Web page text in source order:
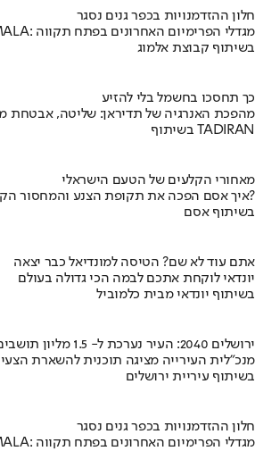
חלון ההזדמנויות בכפר גנים נסגר
קבוצת אלמוג מציגה את פרויקט MALA: מגדלי הפרימיום האחרונים בפתח תקווה
בשיתוף קבוצת אלמוג
כך תחסכו בחשמל בלי להזיע
מהפכת האנרגיה של תדיראן: שליטה, אבטחת
בשיתוף TADIRAN
מאחורי הקלעים של הטעם הישראלי
איך אסם הפכה את תקופת הצנע והמחסור הקשה של שנות ה-40 למותג לאומי?
בשיתוף אסם
אתם עוד לא שם? הטיסה למונדיאל כבר יצאה
יונדאי לוקחת אתכם לבמה הכי גדולה בעולם
בשיתוף יונדאי מבית כלמוביל
ירושלים 2040: העיר נערכת ל- 1.5 מליון תושבים
מנכ"לית העירייה מציגה תוכנית להשארת
בשיתוף עיריית ירושלים
חלון ההזדמנויות בכפר גנים נסגר
קבוצת אלמוג מציגה את פרויקט MALA: מגדלי הפרימיום האחרונים בפתח תקווה